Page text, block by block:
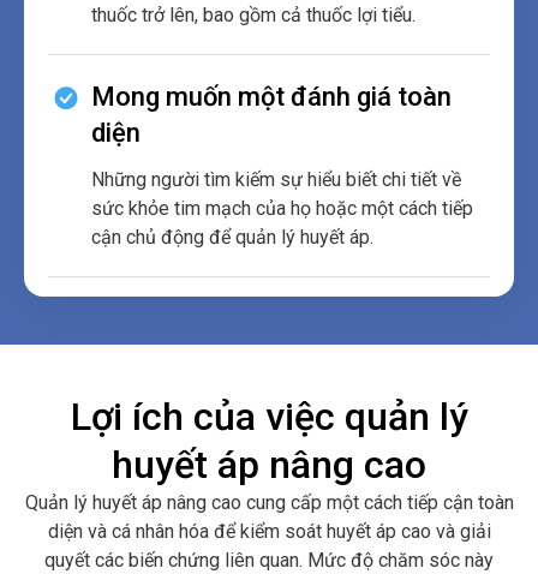
thuốc trở lên, bao gồm cả thuốc lợi tiểu.
Mong muốn một đánh giá toàn
diện
Những người tìm kiếm sự hiểu biết chi tiết về
sức khỏe tim mạch của họ hoặc một cách tiếp
cận chủ động để quản lý huyết áp.
Lợi ích của việc quản lý
huyết áp nâng cao
Quản lý huyết áp nâng cao cung cấp một cách tiếp cận toàn
diện và cá nhân hóa để kiểm soát huyết áp cao và giải
quyết các biến chứng liên quan. Mức độ chăm sóc này